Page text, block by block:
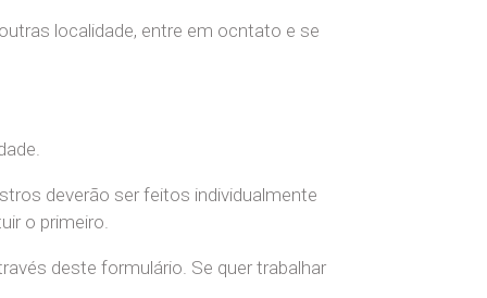
outras localidade, entre em ocntato e se
deverão ser feitos individualmente
o primeiro.
deste formulário. Se quer trabalhar